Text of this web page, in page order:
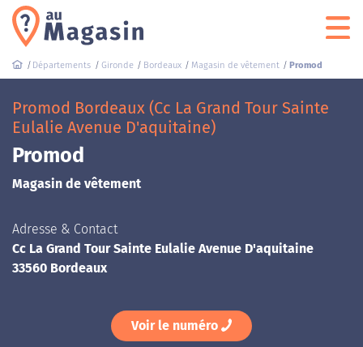
Départements Gironde Bordeaux Magasin de vêtement Promod
Promod Bordeaux (Cc La Grand Tour Sainte
Eulalie Avenue D'aquitaine)
Promod
Magasin de vêtement
Adresse & Contact
Cc La Grand Tour Sainte Eulalie Avenue D'aquitaine
33560 Bordeaux
Voir le numéro